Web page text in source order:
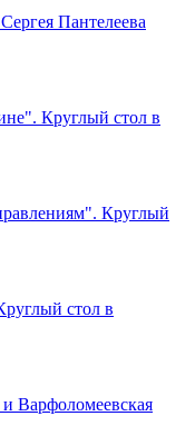
Пантелеева
Круглый стол в
Круглый
стол в
Варфоломеевская